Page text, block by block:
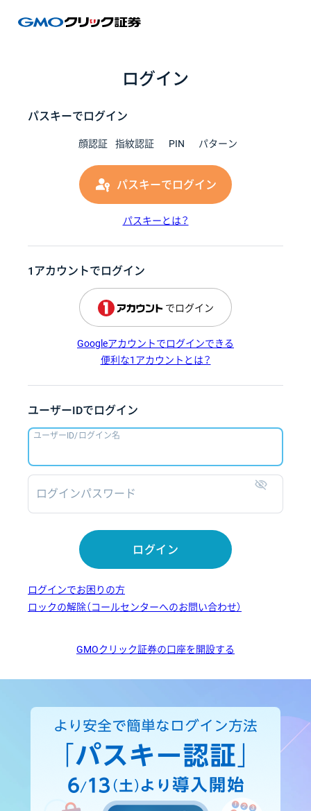
ログイン
パスキーでログイン
顔認証 指紋認証 PIN パターン
パスキーでログイン
パスキーとは？
1アカウントでログイン
でログイン
Googleアカウントでログインできる
便利な1アカウントとは？
ユーザーIDでログイン
ユーザーID/ログイン名
ログインパスワード
ログイン
ログインでお困りの方
ロックの解除（コールセンターへのお問い合わせ）
GMOクリック証券の口座を開設する